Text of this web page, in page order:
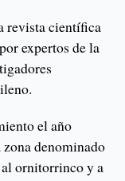
revista científica
expertos de la
el año
denominado
ornitorrinco y a